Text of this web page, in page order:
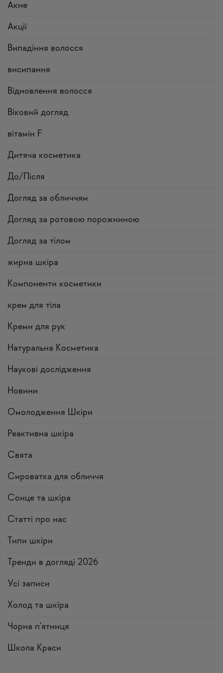
Акне
Акції
Випадіння волосся
висипання
Відновлення волосся
Віковий догляд
вітамін F
Дитяча косметика
До/Після
Догляд за обличчям
Догляд за ротовою порожниною
Догляд за тілом
жирна шкіра
Компоненти косметики
крем для тіла
Креми для рук
Натуральна Косметика
Наукові дослідження
Новини
Омолодження Шкіри
Реактивна шкіра
Свята
Сироватка для обличчя
Сонце та шкіра
Статті про нас
Типи шкіри
Тренди в догляді 2026
Усi записи
Холод та шкіра
Чорна п'ятниця
Школа Краси